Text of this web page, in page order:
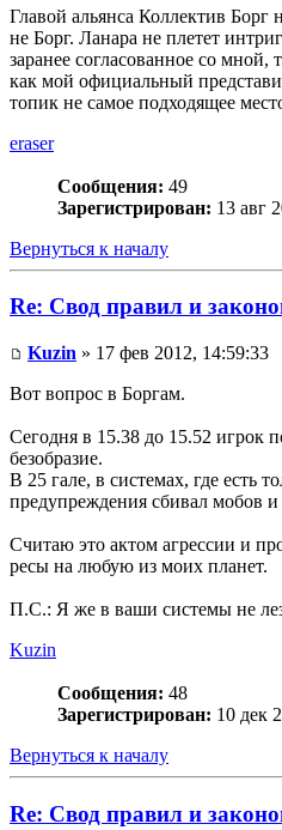
Главой альянса Коллектив
не Борг. Ланара не плетет
заранее согласованное со мной,
как мой официальный
топик не самое подходящее
eraser
Сообщения: 49
Зарегистрирован: 13 авг
Вернуться к началу
Re: Свод правил и
Kuzin » 17 фев 2012, 14:59:33
Вот вопрос в Боргам.
Сегодня в 15.38 до 15.52 игрок
безобразие.
В 25 гале, в системах, где есть
предупреждения сбивал мобов и
Считаю это актом агрессии и
ресы на любую из моих планет.
П.С.: Я же в ваши системы не
Kuzin
Сообщения: 48
Зарегистрирован: 10 дек
Вернуться к началу
Re: Свод правил и